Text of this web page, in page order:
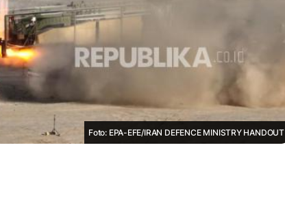
Foto: EPA-EFE/IRAN DEFENCE MINISTRY HANDOUT